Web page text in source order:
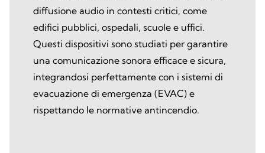
diffusione audio in contesti critici, come
edifici pubblici, ospedali, scuole e uffici.
Questi dispositivi sono studiati per garantire
una comunicazione sonora efficace e sicura,
integrandosi perfettamente con i sistemi di
evacuazione di emergenza (EVAC) e
rispettando le normative antincendio.